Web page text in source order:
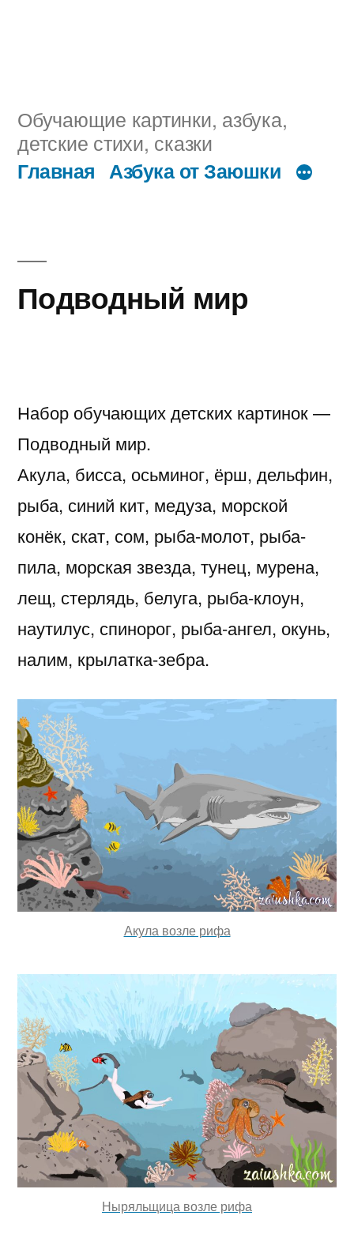
Обучающие картинки, азбука,
детские стихи, сказки
Главная Азбука от Заюшки
Подводный мир
Набор обучающих детских картинок —
Подводный мир.
Акула, бисса, осьминог, ёрш, дельфин,
рыба, синий кит, медуза, морской
конёк, скат, сом, рыба-молот, рыба-
пила, морская звезда, тунец, мурена,
лещ, стерлядь, белуга, рыба-клоун,
наутилус, спинорог, рыба-ангел, окунь,
налим, крылатка-зебра.
Акула возле рифа
Ныряльщица возле рифа